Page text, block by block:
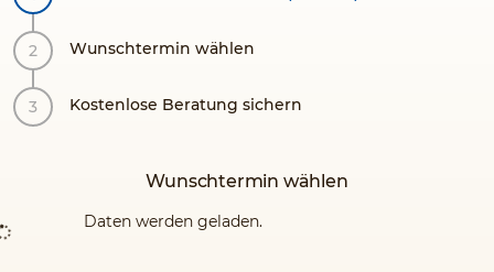
Wunschtermin wählen
Kostenlose Beratung sichern
Wunschtermin wählen
Daten werden geladen.